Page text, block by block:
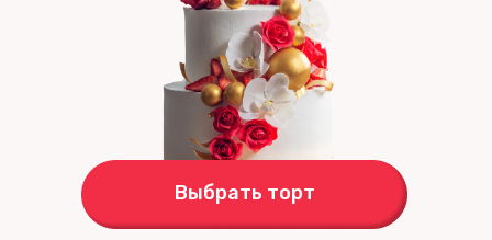
Выбрать торт